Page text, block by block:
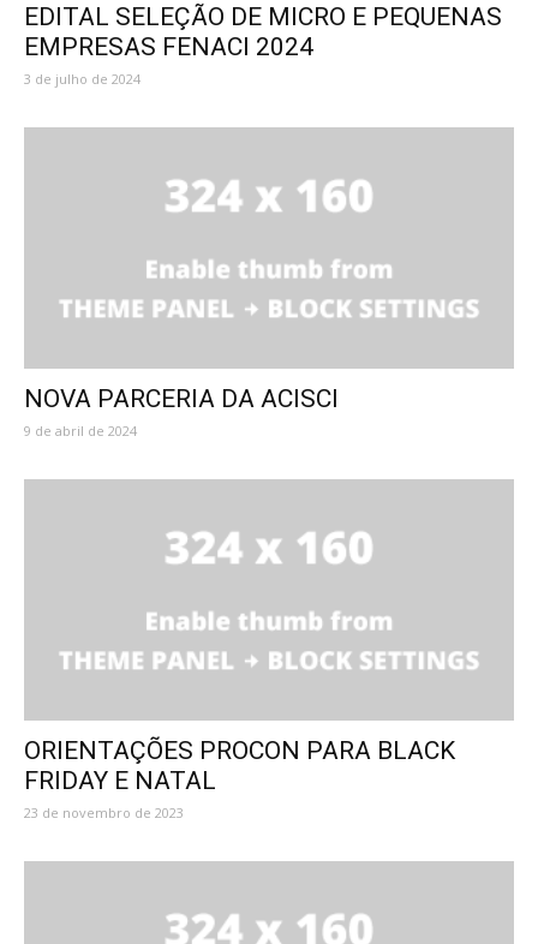
EDITAL SELEÇÃO DE MICRO E PEQUENAS
EMPRESAS FENACI 2024
3 de julho de 2024
NOVA PARCERIA DA ACISCI
9 de abril de 2024
ORIENTAÇÕES PROCON PARA BLACK
FRIDAY E NATAL
23 de novembro de 2023